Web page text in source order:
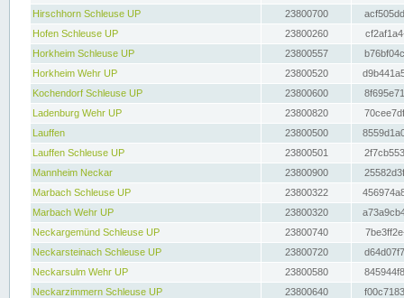
Hirschhorn Schleuse UP
23800700
Hofen Schleuse UP
23800260
Horkheim Schleuse UP
23800557
Horkheim Wehr UP
23800520
Kochendorf Schleuse UP
23800600
Ladenburg Wehr UP
23800820
Lauffen
23800500
Lauffen Schleuse UP
23800501
Mannheim Neckar
23800900
Marbach Schleuse UP
23800322
Marbach Wehr UP
23800320
Neckargemünd Schleuse UP
23800740
Neckarsteinach Schleuse UP
23800720
Neckarsulm Wehr UP
23800580
Neckarzimmern Schleuse UP
23800640